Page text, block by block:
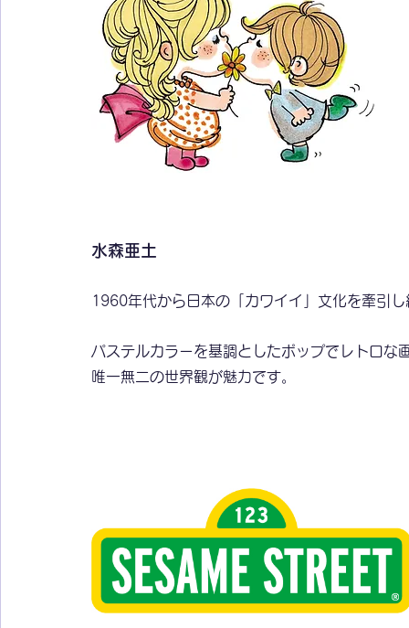
水森亜土
1960年代から日本の「カワイイ」文化を牽引
パステルカラーを基調としたポップでレトロな
唯一無二の世界観が魅力です。